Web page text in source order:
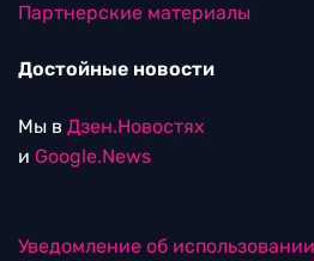
Партнерские материалы
Достойные новости
Мы в Дзен.Новостях
и Google.News
Уведомление об